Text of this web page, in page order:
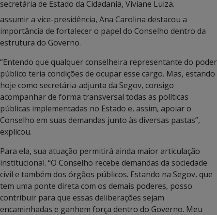
secretária de Estado da Cidadania, Viviane Luiza.
assumir a vice-presidência, Ana Carolina destacou a
importância de fortalecer o papel do Conselho dentro da
estrutura do Governo.
“Entendo que qualquer conselheira representante do poder
público teria condições de ocupar esse cargo. Mas, estando
hoje como secretária-adjunta da Segov, consigo
acompanhar de forma transversal todas as políticas
públicas implementadas no Estado e, assim, apoiar o
Conselho em suas demandas junto às diversas pastas”,
explicou.
Para ela, sua atuação permitirá ainda maior articulação
institucional. “O Conselho recebe demandas da sociedade
civil e também dos órgãos públicos. Estando na Segov, que
tem uma ponte direta com os demais poderes, posso
contribuir para que essas deliberações sejam
encaminhadas e ganhem força dentro do Governo. Meu